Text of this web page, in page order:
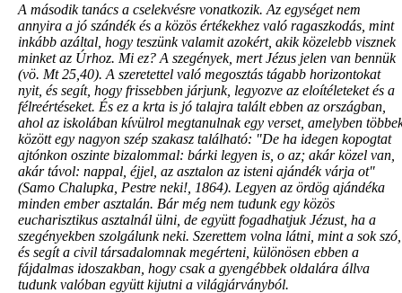
A második tanács a cselekvésre vonatkozik. Az egységet nem
annyira a jó szándék és a közös értékekhez való ragaszkodás, mint
inkább azáltal, hogy teszünk valamit azokért, akik közelebb visznek
minket az Úrhoz. Mi ez? A szegények, mert Jézus jelen van bennük
(vö. Mt 25,40). A szeretettel való megosztás tágabb horizontokat
nyit, és segít, hogy frissebben járjunk, legyozve az eloítéleteket és a
félreértéseket. És ez a krta is jó talajra talált ebben az országban,
ahol az iskolában kívülrol megtanulnak egy verset, amelyben
között egy nagyon szép szakasz található: "De ha idegen kopogtat
ajtónkon oszinte bizalommal: bárki legyen is, o az; akár közel van,
akár távol: nappal, éjjel, az asztalon az isteni ajándék várja ot"
(Samo Chalupka, Pestre neki!, 1864). Legyen az ördög ajándéka
minden ember asztalán. Bár még nem tudunk egy közös
eucharisztikus asztalnál ülni, de együtt fogadhatjuk Jézust, ha a
szegényekben szolgálunk neki. Szerettem volna látni, mint a sok szó,
és segít a civil társadalomnak megérteni, különösen ebben a
fájdalmas idoszakban, hogy csak a gyengébbek oldalára állva
tudunk valóban együtt kijutni a világjárványból.